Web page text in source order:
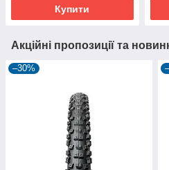
Купити
Акційні пропозиції та
–30%